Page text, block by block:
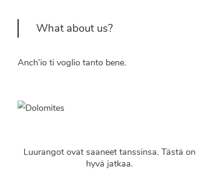
What about us?
Anch’io ti voglio tanto bene.
Luurangot ovat saaneet tanssinsa. Tästä on
hyvä jatkaa.